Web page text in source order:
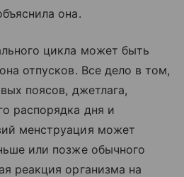
она.
цикла может быть
отпусков. Все дело в том,
поясов, джетлага,
распорядка дня и
менструация может
или позже обычного
реакция организма на